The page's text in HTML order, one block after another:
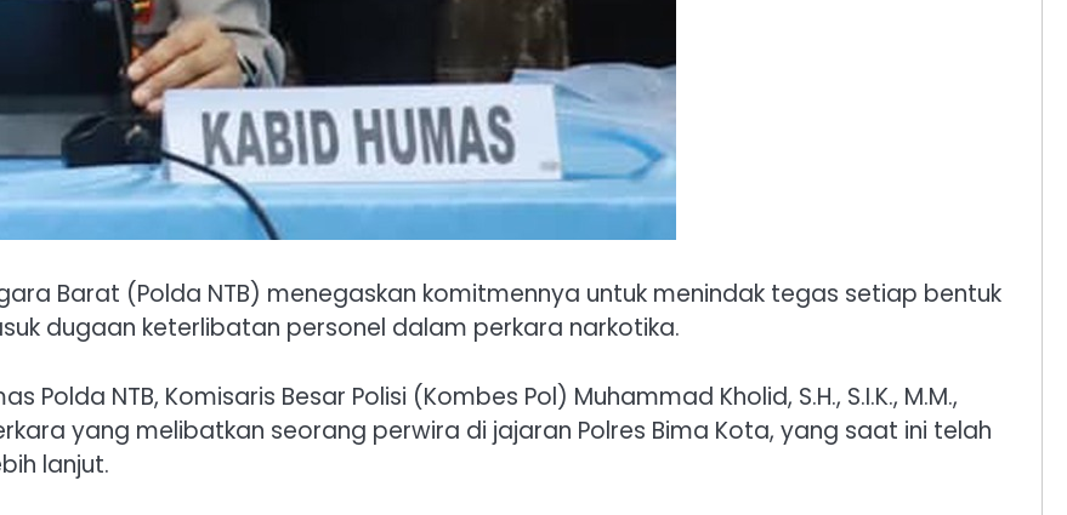
Barat (Polda NTB) menegaskan komitmennya untuk menindak tegas setiap bentuk
dugaan keterlibatan personel dalam perkara narkotika.
NTB, Komisaris Besar Polisi (Kombes Pol) Muhammad Kholid, S.H., S.I.K., M.M.,
yang melibatkan seorang perwira di jajaran Polres Bima Kota, yang saat ini telah
lanjut.